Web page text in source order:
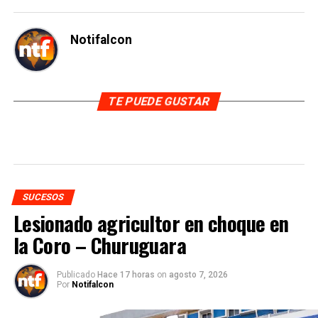
Notifalcon
TE PUEDE GUSTAR
SUCESOS
Lesionado agricultor en choque en
la Coro – Churuguara
Publicado Hace 17 horas on agosto 7, 2026
Por Notifalcon